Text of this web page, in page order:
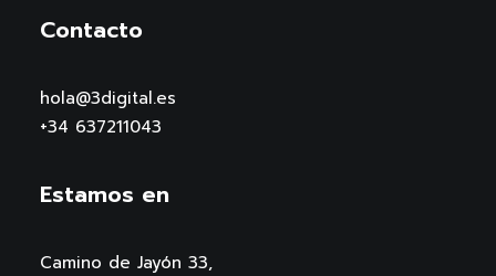
Contacto
hola@3digital.es
+34 637211043
Estamos en
Camino de Jayón 33,